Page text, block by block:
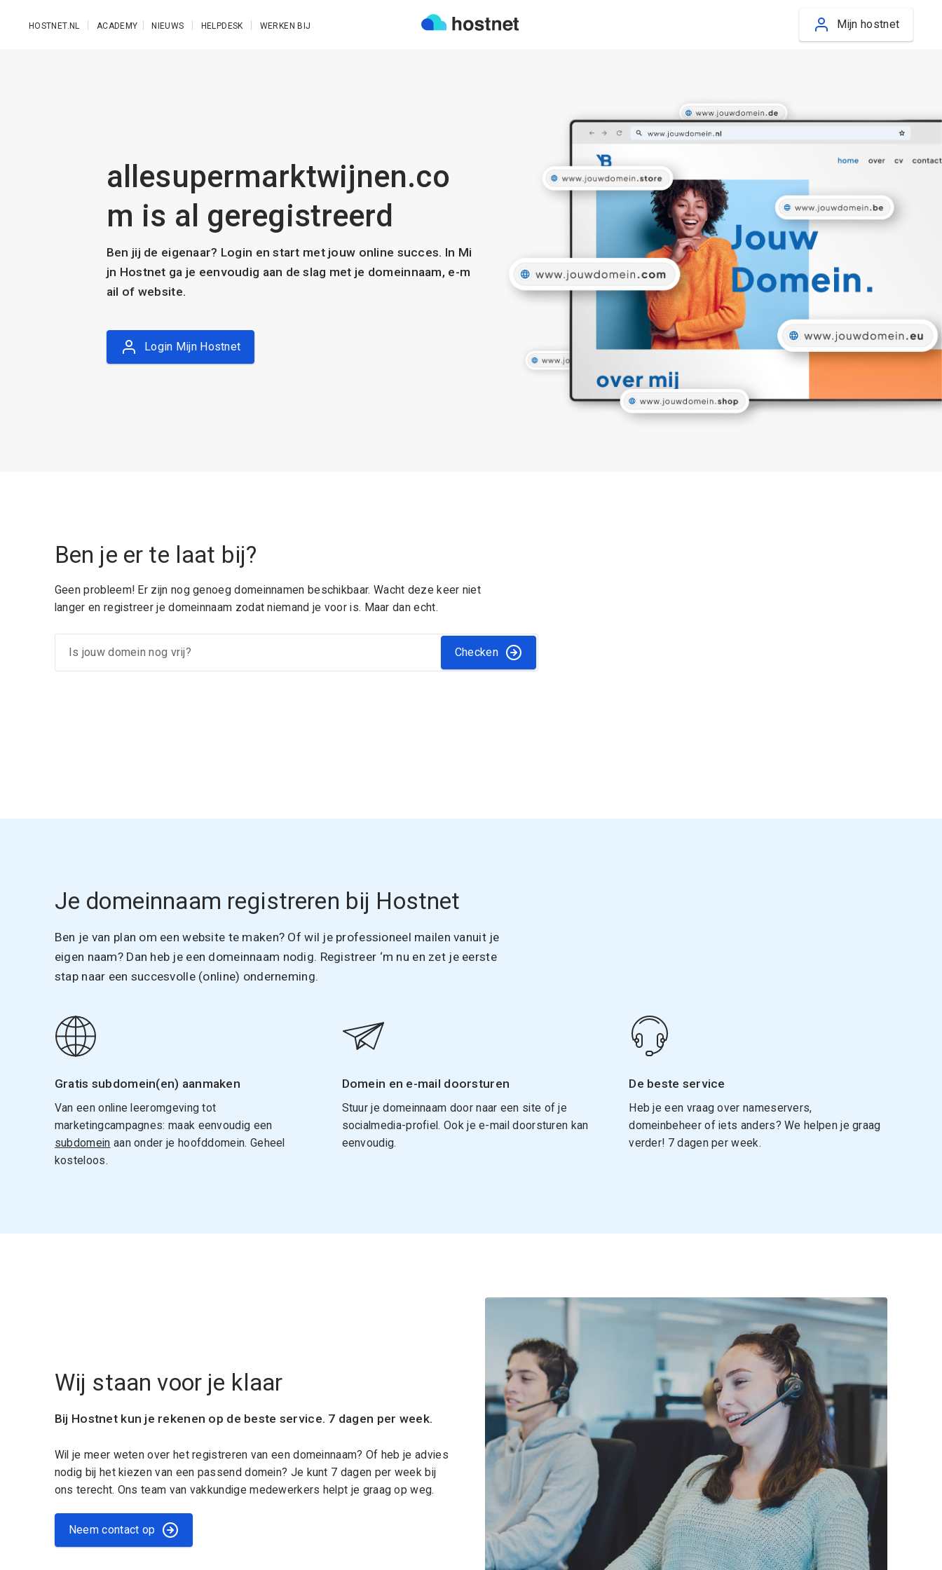
HOSTNET.NL ACADEMY NIEUWS HELPDESK WERKEN BIJ Mijn hostnet
allesupermarktwijnen.co
m is al geregistreerd
Ben jij de eigenaar? Login en start met jouw online succes. In Mi
jn Hostnet ga je eenvoudig aan de slag met je domeinnaam, e-m
ail of website.
Login Mijn Hostnet
Ben je er te laat bij?
Geen probleem! Er zijn nog genoeg domeinnamen beschikbaar. Wacht deze keer niet
langer en registreer je domeinnaam zodat niemand je voor is. Maar dan echt.
Checken
Je domeinnaam registreren bij Hostnet
Ben je van plan om een website te maken? Of wil je professioneel mailen vanuit je
eigen naam? Dan heb je een domeinnaam nodig. Registreer ‘m nu en zet je eerste
stap naar een succesvolle (online) onderneming.
Gratis subdomein(en) aanmaken
Van een online leeromgeving tot
marketingcampagnes: maak eenvoudig een
subdomein aan onder je hoofddomein. Geheel
kosteloos.
Domein en e-mail doorsturen
Stuur je domeinnaam door naar een site of je
socialmedia-profiel. Ook je e-mail doorsturen kan
eenvoudig.
De beste service
Heb je een vraag over nameservers,
domeinbeheer of iets anders? We helpen je graag
verder! 7 dagen per week.
Wij staan voor je klaar
Bij Hostnet kun je rekenen op de beste service. 7 dagen per week.
Wil je meer weten over het registreren van een domeinnaam? Of heb je advies
nodig bij het kiezen van een passend domein? Je kunt 7 dagen per week bij
ons terecht. Ons team van vakkundige medewerkers helpt je graag op weg.
Neem contact op